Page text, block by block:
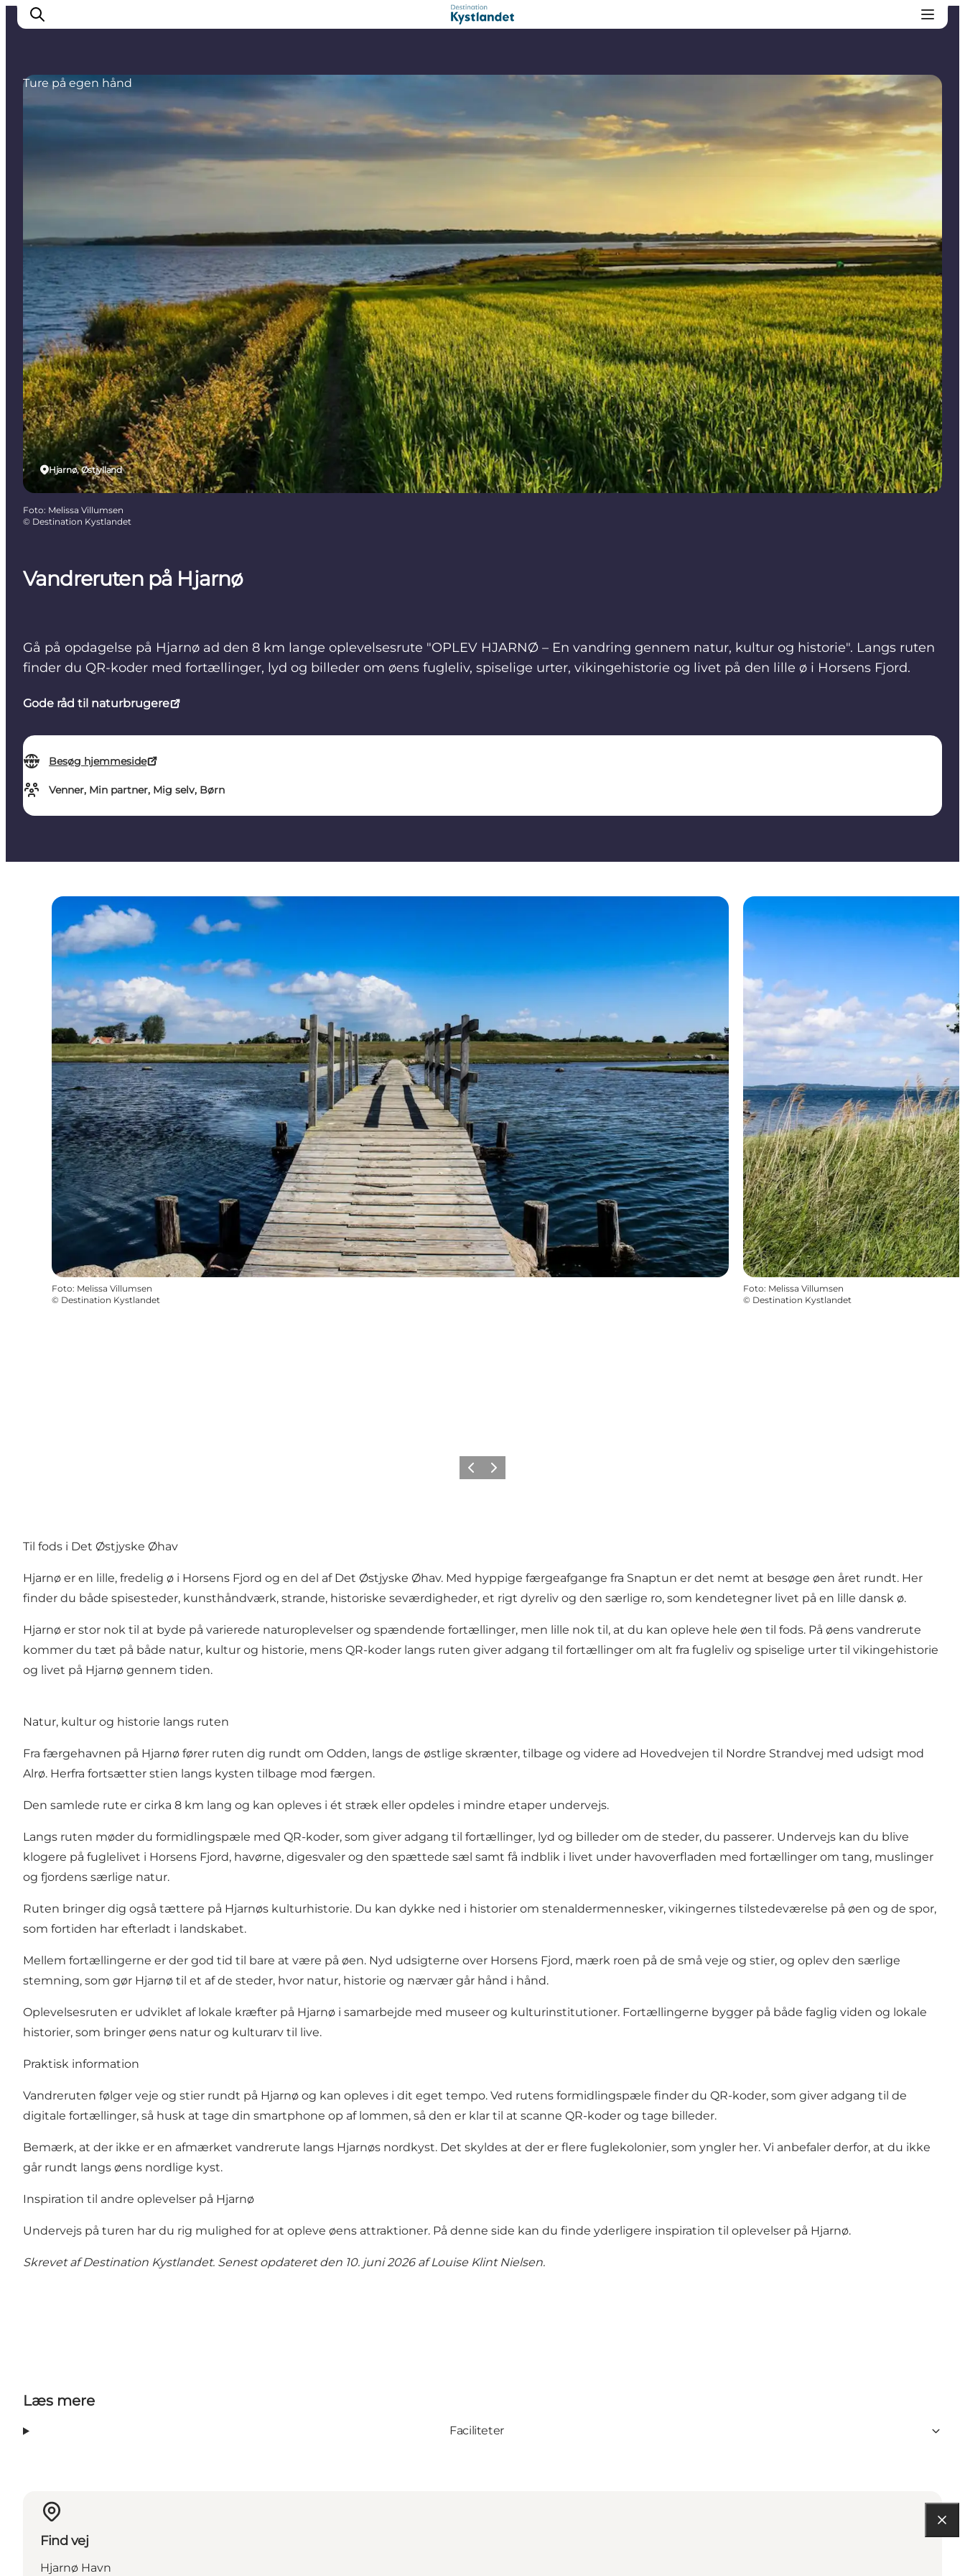
Overnatning
Vandreruten på Hjarnø
Gå på opdagelse på Hjarnø ad den 8 km lange oplevelsesrute "OPLEV HJARNØ – En vandring gennem natur, kultur og historie". Langs ruten
finder du QR-koder med fortællinger, lyd og billeder om øens fugleliv, spiselige urter, vikingehistorie og livet på den lille ø i Horsens Fjord.
Gode råd til naturbrugere
Besøg hjemmeside
Venner, Min partner, Mig selv, Børn
Hjarnø, Østjylland
Ture på egen hånd
Foto: Melissa Villumsen
© Destination Kystlandet
Foto: Melissa Villumsen
© Destination Kystlandet
Foto: Melissa Villumsen
© Destination Kystlandet
ForrigeNæste
Til fods i Det Østjyske Øhav
Hjarnø er en lille, fredelig ø i Horsens Fjord og en del af Det Østjyske Øhav. Med hyppige færgeafgange fra Snaptun er det nemt at besøge øen året rundt. Her
finder du både spisesteder, kunsthåndværk, strande, historiske seværdigheder, et rigt dyreliv og den særlige ro, som kendetegner livet på en lille dansk ø.
Hjarnø er stor nok til at byde på varierede naturoplevelser og spændende fortællinger, men lille nok til, at du kan opleve hele øen til fods. På øens vandrerute
kommer du tæt på både natur, kultur og historie, mens QR-koder langs ruten giver adgang til fortællinger om alt fra fugleliv og spiselige urter til vikingehistorie
og livet på Hjarnø gennem tiden.
Natur, kultur og historie langs ruten
Fra færgehavnen på Hjarnø fører ruten dig rundt om Odden, langs de østlige skrænter, tilbage og videre ad Hovedvejen til Nordre Strandvej med udsigt mod
Alrø. Herfra fortsætter stien langs kysten tilbage mod færgen.
Den samlede rute er cirka 8 km lang og kan opleves i ét stræk eller opdeles i mindre etaper undervejs.
Langs ruten møder du formidlingspæle med QR-koder, som giver adgang til fortællinger, lyd og billeder om de steder, du passerer. Undervejs kan du blive
klogere på fuglelivet i Horsens Fjord, havørne, digesvaler og den spættede sæl samt få indblik i livet under havoverfladen med fortællinger om tang, muslinger
og fjordens særlige natur.
Ruten bringer dig også tættere på Hjarnøs kulturhistorie. Du kan dykke ned i historier om stenaldermennesker, vikingernes tilstedeværelse på øen og de spor,
som fortiden har efterladt i landskabet.
Mellem fortællingerne er der god tid til bare at være på øen. Nyd udsigterne over Horsens Fjord, mærk roen på de små veje og stier, og oplev den særlige
stemning, som gør Hjarnø til et af de steder, hvor natur, historie og nærvær går hånd i hånd.
Oplevelsesruten er udviklet af lokale kræfter på Hjarnø i samarbejde med museer og kulturinstitutioner. Fortællingerne bygger på både faglig viden og lokale
historier, som bringer øens natur og kulturarv til live.
Praktisk information
Vandreruten følger veje og stier rundt på Hjarnø og kan opleves i dit eget tempo. Ved rutens formidlingspæle finder du QR-koder, som giver adgang til de
digitale fortællinger, så husk at tage din smartphone op af lommen, så den er klar til at scanne QR-koder og tage billeder.
Bemærk, at der ikke er en afmærket vandrerute langs Hjarnøs nordkyst. Det skyldes at der er flere fuglekolonier, som yngler her. Vi anbefaler derfor, at du ikke
går rundt langs øens nordlige kyst.
Inspiration til andre oplevelser på Hjarnø
Undervejs på turen har du rig mulighed for at opleve øens attraktioner. På denne side kan du finde yderligere inspiration til oplevelser på Hjarnø.
Skrevet af Destination Kystlandet. Senest opdateret den 10. juni 2026 af Louise Klint Nielsen.
Læs mere
Faciliteter
Find vej
Hjarnø Havn